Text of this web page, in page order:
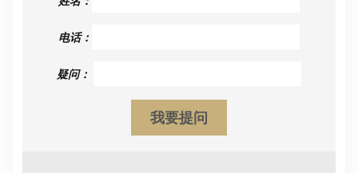
电话：
疑问：